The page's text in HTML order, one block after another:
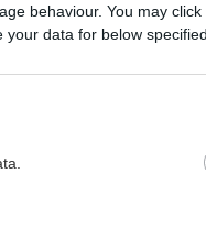
behaviour. You may
data for below
a
kyslú chuť.
s octom,